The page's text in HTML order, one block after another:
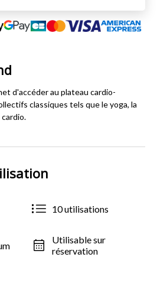
d'accéder au plateau cardio-
classiques tels que le yoga, la
10 utilisations
Utilisable sur
réservation